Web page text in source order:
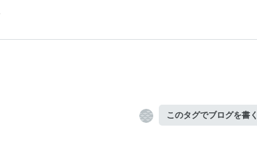
このタグでブログを書く